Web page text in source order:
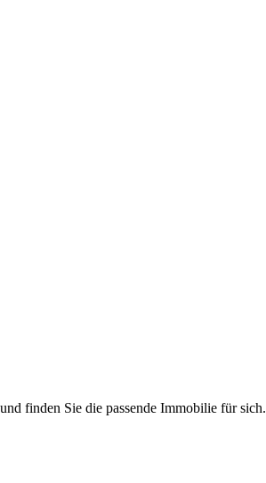
finden Sie die passende Immobilie für sich.